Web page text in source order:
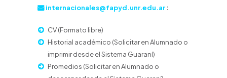
internacionales@fapyd.unr.edu.ar:
CV (Formato libre)
Historial académico (Solicitar en Alumnado o
imprimir desde el Sistema Guaraní)
Promedios (Solicitar en Alumnado o